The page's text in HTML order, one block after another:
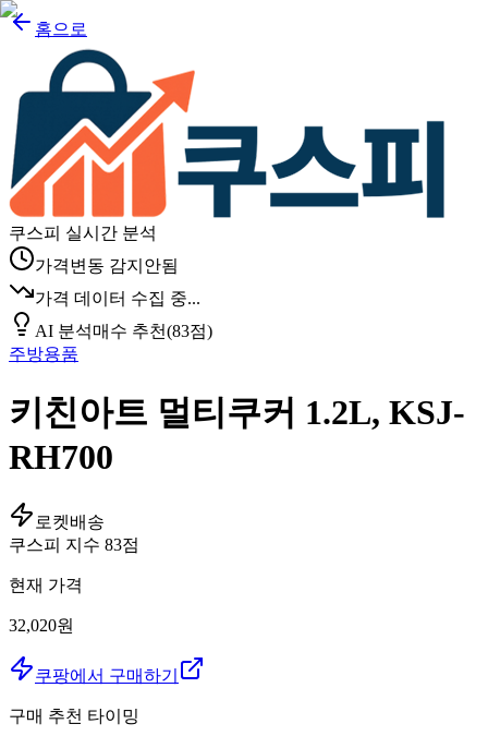
홈으로
쿠스피 실시간 분석
가격변동 감지안됨
가격 데이터 수집 중...
AI 분석매수 추천(83점)
주방용품
키친아트 멀티쿠커 1.2L, KSJ-
RH700
로켓배송
쿠스피 지수 83점
현재 가격
32,020원
쿠팡에서 구매하기
구매 추천 타이밍